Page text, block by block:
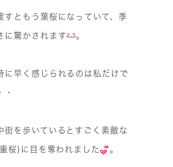
ともう葉桜になっていて、季
に驚かされます 。
早く感じられるのは私だけで
・
を歩いているとすごく素敵な
桜)に目を奪われました 。